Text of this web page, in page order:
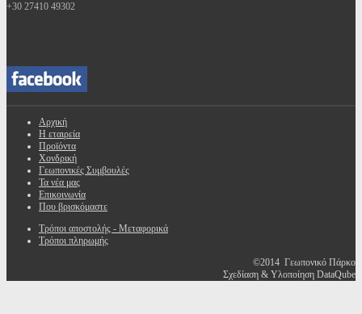
+30 27410 49302
Αρχική
Η εταιρεία
Προϊόντα
Χονδρική
Γεωπονικές Συμβουλές
Τα νέα μας
Επικοινωνία
Που βρισκόμαστε
Τρόποι αποστολής - Μεταφορικά
Τρόποι πληρωμής
©2014 Γεωπονικό Πάρκο
Σχεδίαση & Υλοποίηση DataQube